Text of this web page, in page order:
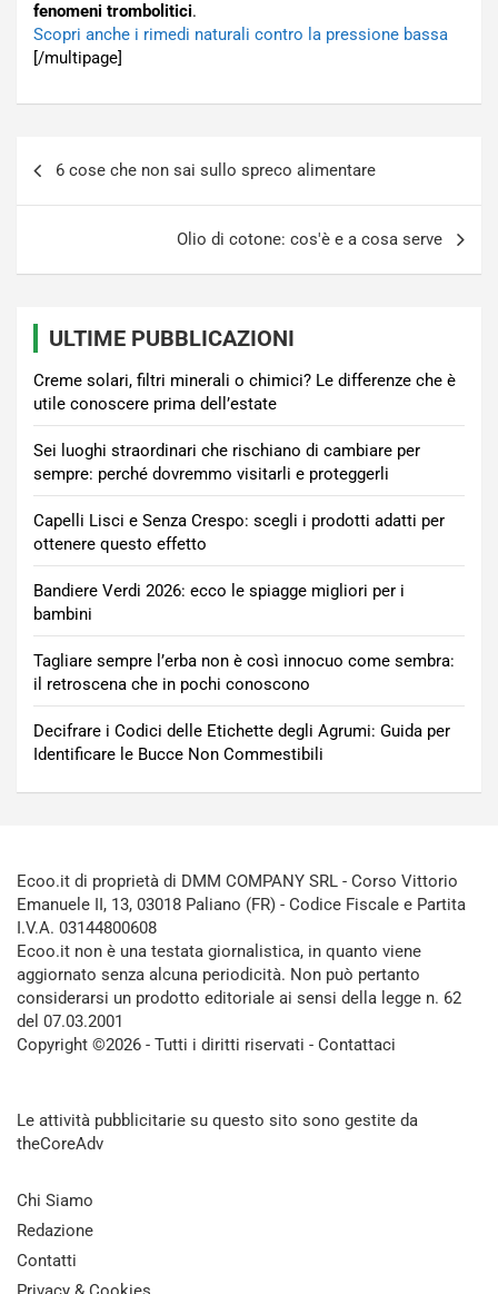
fenomeni trombolitici.
Scopri anche i rimedi naturali contro la pressione bassa
[/multipage]
6 cose che non sai sullo spreco alimentare
Olio di cotone: cos'è e a cosa serve
ULTIME PUBBLICAZIONI
Creme solari, filtri minerali o chimici? Le differenze che è
utile conoscere prima dell’estate
Sei luoghi straordinari che rischiano di cambiare per
sempre: perché dovremmo visitarli e proteggerli
Capelli Lisci e Senza Crespo: scegli i prodotti adatti per
ottenere questo effetto
Bandiere Verdi 2026: ecco le spiagge migliori per i
bambini
Tagliare sempre l’erba non è così innocuo come sembra:
il retroscena che in pochi conoscono
Decifrare i Codici delle Etichette degli Agrumi: Guida per
Identificare le Bucce Non Commestibili
Ecoo.it di proprietà di DMM COMPANY SRL - Corso Vittorio
Emanuele II, 13, 03018 Paliano (FR) - Codice Fiscale e Partita
I.V.A. 03144800608
Ecoo.it non è una testata giornalistica, in quanto viene
aggiornato senza alcuna periodicità. Non può pertanto
considerarsi un prodotto editoriale ai sensi della legge n. 62
del 07.03.2001
Copyright ©2026 - Tutti i diritti riservati - Contattaci
Le attività pubblicitarie su questo sito sono gestite da
theCoreAdv
Chi Siamo
Redazione
Contatti